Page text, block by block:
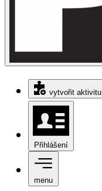
vytvořit aktivitu
Přihlášení
menu